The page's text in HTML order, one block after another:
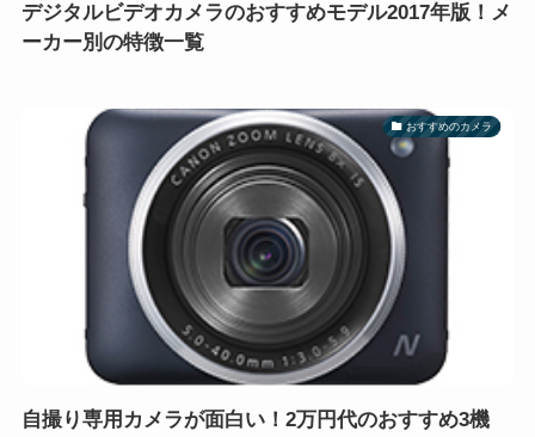
デジタルビデオカメラのおすすめモデル2017年版！メ
ーカー別の特徴一覧
おすすめのカメラ
自撮り専用カメラが面白い！2万円代のおすすめ3機